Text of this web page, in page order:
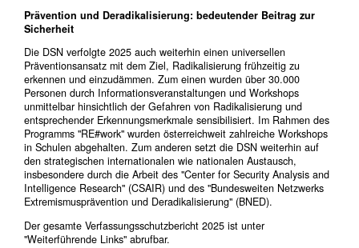
Prävention und Deradikalisierung: bedeutender Beitrag zur
Sicherheit
Die DSN verfolgte 2025 auch weiterhin einen universellen
Präventionsansatz mit dem Ziel, Radikalisierung frühzeitig zu
erkennen und einzudämmen. Zum einen wurden über 30.000
Personen durch Informationsveranstaltungen und Workshops
unmittelbar hinsichtlich der Gefahren von Radikalisierung und
entsprechender Erkennungsmerkmale sensibilisiert. Im Rahmen des
Programms "RE#work" wurden österreichweit zahlreiche Workshops
in Schulen abgehalten. Zum anderen setzt die DSN weiterhin auf
den strategischen internationalen wie nationalen Austausch,
insbesondere durch die Arbeit des "Center for Security Analysis and
Intelligence Research" (CSAIR) und des "Bundesweiten Netzwerks
Extremismusprävention und Deradikalisierung" (BNED).
Der gesamte Verfassungsschutzbericht 2025 ist unter
"Weiterführende Links" abrufbar.